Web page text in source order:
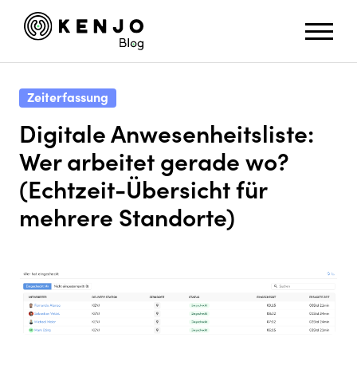
Zeiterfassung
Digitale Anwesenheitsliste:
Wer arbeitet gerade wo?
(Echtzeit-Übersicht für
mehrere Standorte)